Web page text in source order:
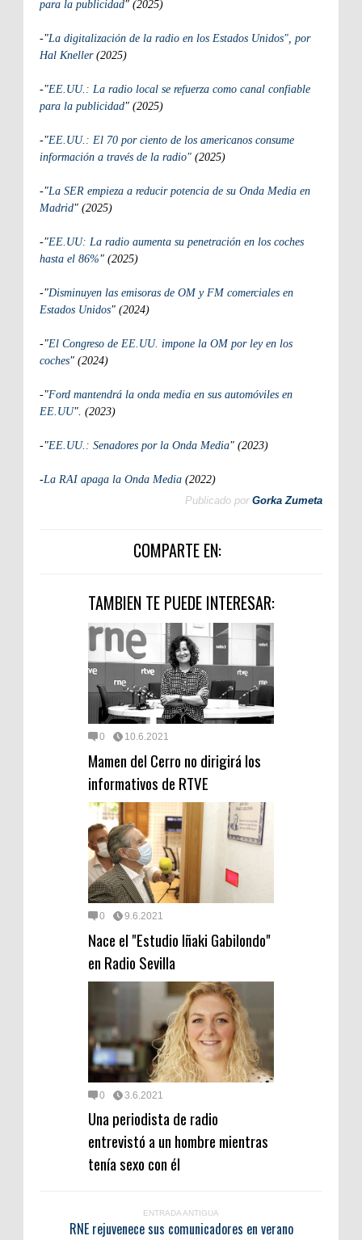
para la publicidad" (2025)
-"La digitalización de la radio en los Estados Unidos", por
Hal Kneller(2025)
-"EE.UU.: La radio local se refuerza como canal confiable
para la publicidad" (2025)
-"EE.UU.: El 70 por ciento de los americanos consume
información a través de la radio" (2025)
-"La SER empieza a reducir potencia de su Onda Media en
Madrid" (2025)
-"EE.UU: La radio aumenta su penetración en los coches
hasta el 86%" (2025)
-"Disminuyen las emisoras de OM y FM comerciales en
Estados Unidos" (2024)
-"El Congreso de EE.UU. impone la OM por ley en los
coches" (2024)
-"Ford mantendrá la onda media en sus automóviles en
EE.UU". (2023)
-"EE.UU.: Senadores por la Onda Media" (2023)
-La RAI apaga la Onda Media (2022)
Publicado por Gorka Zumeta
COMPARTE EN:
TAMBIEN TE PUEDE INTERESAR:
0 10.6.2021
Mamen del Cerro no dirigirá los
informativos de RTVE
0 9.6.2021
Nace el "Estudio Iñaki Gabilondo"
en Radio Sevilla
0 3.6.2021
Una periodista de radio
entrevistó a un hombre mientras
tenía sexo con él
ENTRADA ANTIGUA
RNE rejuvenece sus comunicadores en verano